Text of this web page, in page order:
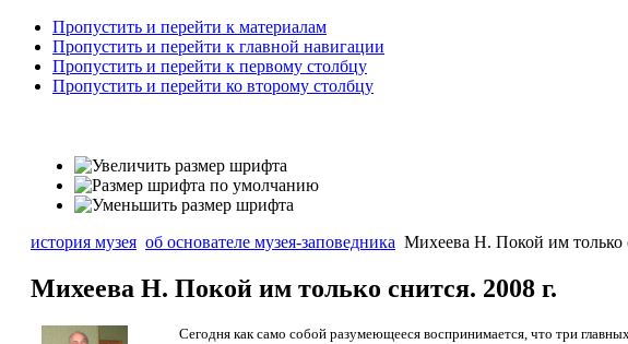
Пропустить и перейти к материалам
Пропустить и перейти к главной навигации
Пропустить и перейти к первому столбцу
Пропустить и перейти ко второму столбцу
история музея об основателе музея-заповедника Михеева Н. Покой им только
Михеева Н. Покой им только снится. 2008 г.
Сегодня как само собой разумеющееся воспринимается, что три